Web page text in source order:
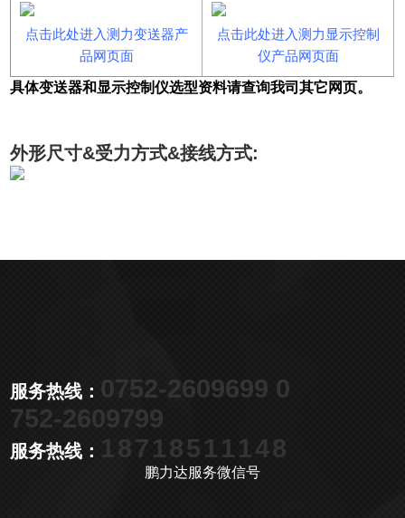
点击此处进入测力变送器产
品网页面
点击此处进入测力显示控制
仪产品网页面
具体变送器和显示控制仪选型资料请查询我司其它网页。
外形尺寸&受力方式&接线方式:
服务热线： 0752-2609699 0
752-2609799
服务热线： 18718511148
鹏力达服务微信号